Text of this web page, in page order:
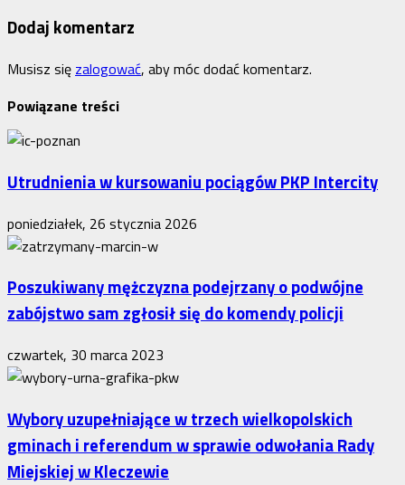
Dodaj komentarz
Musisz się zalogować, aby móc dodać komentarz.
Powiązane treści
Utrudnienia w kursowaniu pociągów PKP Intercity
poniedziałek, 26 stycznia 2026
Poszukiwany mężczyzna podejrzany o podwójne
zabójstwo sam zgłosił się do komendy policji
czwartek, 30 marca 2023
Wybory uzupełniające w trzech wielkopolskich
gminach i referendum w sprawie odwołania Rady
Miejskiej w Kleczewie